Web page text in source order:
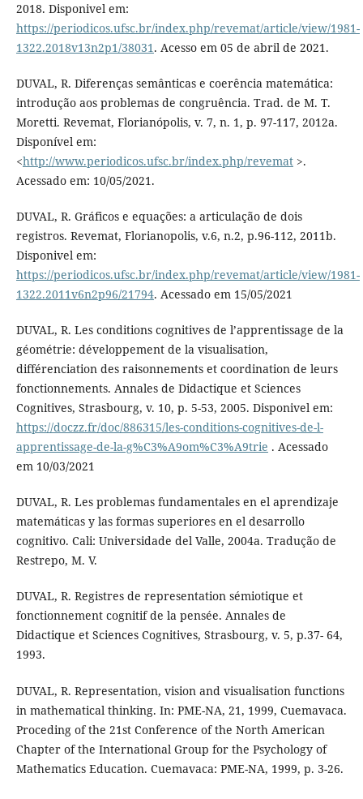
2018. Disponivel em:
https://periodicos.ufsc.br/index.php/revemat/article/view/1981-
1322.2018v13n2p1/38031. Acesso em 05 de abril de 2021.
DUVAL, R. Diferenças semânticas e coerência matemática:
introdução aos problemas de congruência. Trad. de M. T.
Moretti. Revemat, Florianópolis, v. 7, n. 1, p. 97-117, 2012a.
Disponível em:
<http://www.periodicos.ufsc.br/index.php/revemat>.
Acessado em: 10/05/2021.
DUVAL, R. Gráficos e equações: a articulação de dois
registros. Revemat, Florianopolis, v.6, n.2, p.96-112, 2011b.
Disponivel em:
https://periodicos.ufsc.br/index.php/revemat/article/view/1981-
1322.2011v6n2p96/21794. Acessado em 15/05/2021
DUVAL, R. Les conditions cognitives de l’apprentissage de la
géométrie: développement de la visualisation,
différenciation des raisonnements et coordination de leurs
fonctionnements. Annales de Didactique et Sciences
Cognitives, Strasbourg, v. 10, p. 5-53, 2005. Disponivel em:
https://doczz.fr/doc/886315/les-conditions-cognitives-de-l-
apprentissage-de-la-g%C3%A9om%C3%A9trie . Acessado
em 10/03/2021
DUVAL, R. Les problemas fundamentales en el aprendizaje
matemáticas y las formas superiores en el desarrollo
cognitivo. Cali: Universidade del Valle, 2004a. Tradução de
Restrepo, M. V.
DUVAL, R. Registres de representation sémiotique et
fonctionnement cognitif de la pensée. Annales de
Didactique et Sciences Cognitives, Strasbourg, v. 5, p.37- 64,
1993.
DUVAL, R. Representation, vision and visualisation functions
in mathematical thinking. In: PME-NA, 21, 1999, Cuemavaca.
Proceding of the 21st Conference of the North American
Chapter of the International Group for the Psychology of
Mathematics Education. Cuemavaca: PME-NA, 1999, p. 3-26.